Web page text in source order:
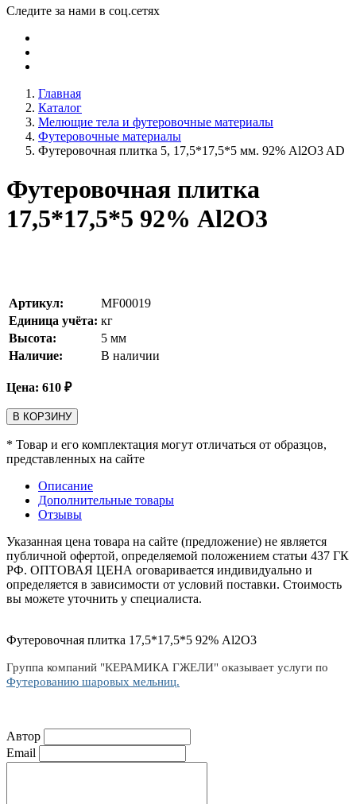
Следите за нами в соц.сетях
Главная
Каталог
Мелющие тела и футеровочные материалы
Футеровочные материалы
Футеровочная плитка 5, 17,5*17,5*5 мм. 92% Al2O3 AD
Футеровочная плитка
17,5*17,5*5 92% Al2O3
Артикул:
MF00019
Единица учёта: кг
Высота:
5 мм
Наличие:
В наличии
Цена: 610 ₽
В КОРЗИНУ
* Товар и его комплектация могут отличаться от образцов,
представленных на сайте
Описание
Дополнительные товары
Отзывы
Указанная цена товара на сайте (предложение) не является
публичной офертой, определяемой положением статьи 437 ГК
РФ. ОПТОВАЯ ЦЕНА оговаривается индивидуально и
определяется в зависимости от условий поставки. Стоимость
вы можете уточнить у специалиста.
Футеровочная плитка 17,5*17,5*5 92% Al2O3
Группа компаний "КЕРАМИКА ГЖЕЛИ" оказывает услуги по
Футерованию шаровых мельниц.
Автор
Email